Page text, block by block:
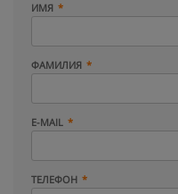
ИМЯ
ФАМИЛИЯ
E-MAIL
ТЕЛЕФОН